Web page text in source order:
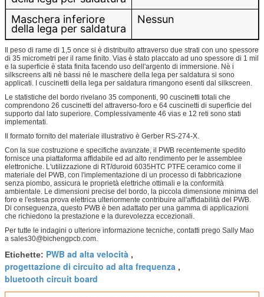
Maschera inferiore
della lega per saldatura
Nessun
Il peso di rame di 1,5 once si è distribuito attraverso due strati con uno spessore
di 35 micrometri per il rame finito. Vias è stato placcato ad uno spessore di 1 mil
e la superficie è stata finita facendo uso dell'argento di immersione. Nè i
silkscreens alti nè bassi né le maschere della lega per saldatura si sono
applicati. I cuscinetti della lega per saldatura rimangono esenti dal silkscreen.
Le statistiche del bordo rivelano 35 componenti, 90 cuscinetti totali che
comprendono 26 cuscinetti del attraverso-foro e 64 cuscinetti di superficie del
supporto dal lato superiore. Complessivamente 46 vias e 12 reti sono stati
implementati.
Il formato fornito del materiale illustrativo è Gerber RS-274-X.
Con la sue costruzione e specifiche avanzate, il PWB recentemente spedito
fornisce una piattaforma affidabile ed ad alto rendimento per le assemblee
elettroniche. L'utilizzazione di RT/duroid 6035HTC PTFE ceramico come il
materiale del PWB, con l'implementazione di un processo di fabbricazione
senza piombo, assicura le proprietà elettriche ottimali e la conformità
ambientale. Le dimensioni precise del bordo, la piccola dimensione minima del
foro e l'estesa prova elettrica ulteriormente contribuire all'affidabilità del PWB.
Di conseguenza, questo PWB è ben adattato per una gamma di applicazioni
che richiedono la prestazione e la durevolezza eccezionali.
Per tutte le indagini o ulteriore informazione tecniche, contatti prego Sally Mao
a sales30@bichengpcb.com.
Etichette: PWB ad alta velocità ,
progettazione di circuito ad alta frequenza ,
bluetooth circuit board